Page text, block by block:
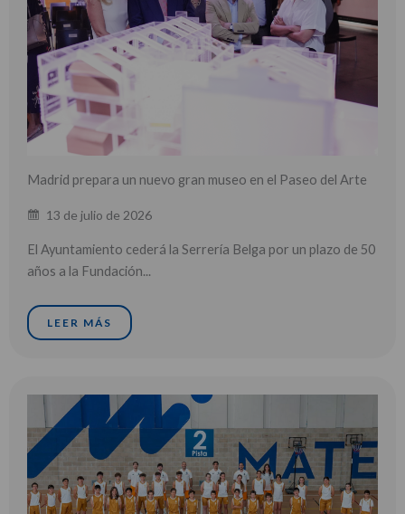
Madrid prepara un nuevo gran museo en el Paseo del Arte
13 de julio de 2026
El Ayuntamiento cederá la Serrería Belga por un plazo de 50
años a la Fundación...
LEER MÁS